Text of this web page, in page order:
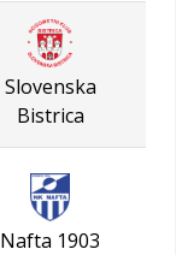
Slovenska
Bistrica
Nafta 1903